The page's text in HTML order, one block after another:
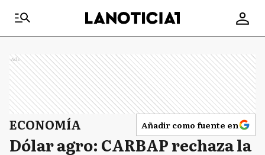
Ads
ECONOMÍA Añadir como fuente en
Dólar agro: CARBAP rechaza la